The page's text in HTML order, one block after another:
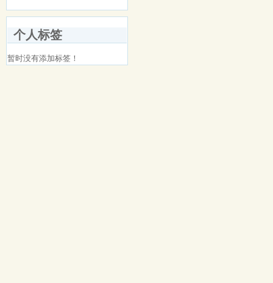
个人标签
暂时没有添加标签！